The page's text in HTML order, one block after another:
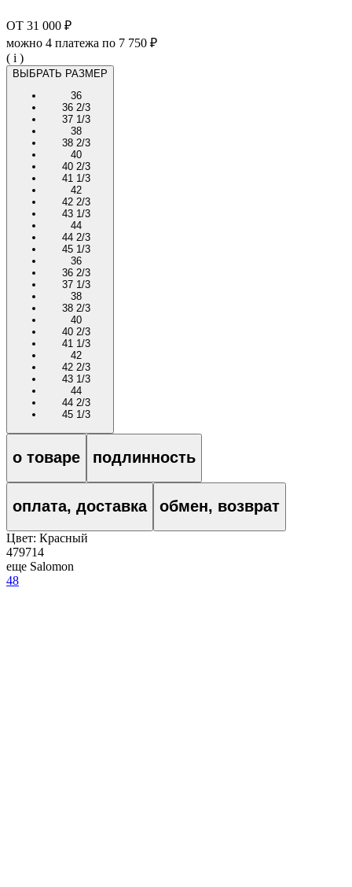
ОТ 31 000 ₽
можно 4 платежа по 7 750 ₽
( i )
ВЫБРАТЬ РАЗМЕР
36
36 2/3
37 1/3
38
38 2/3
40
40 2/3
41 1/3
42
42 2/3
43 1/3
44
44 2/3
45 1/3
36
36 2/3
37 1/3
38
38 2/3
40
40 2/3
41 1/3
42
42 2/3
43 1/3
44
44 2/3
45 1/3
о товаре подлинность
оплата, доставка обмен, возврат
Цвет: Красный
479714
еще Salomon
48